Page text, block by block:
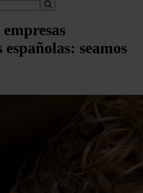
españolas: seamos